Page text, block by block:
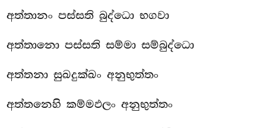
අත්තානං පස්සති බුද්ධො භගවා
අත්තානොපස්සති සම්මා සම්බුද්ධො
අත්තනා සුඛදුක්ඛං අනුභුත්තං
අත්තනෙහි කම්මඵලං අනුභුත්තං